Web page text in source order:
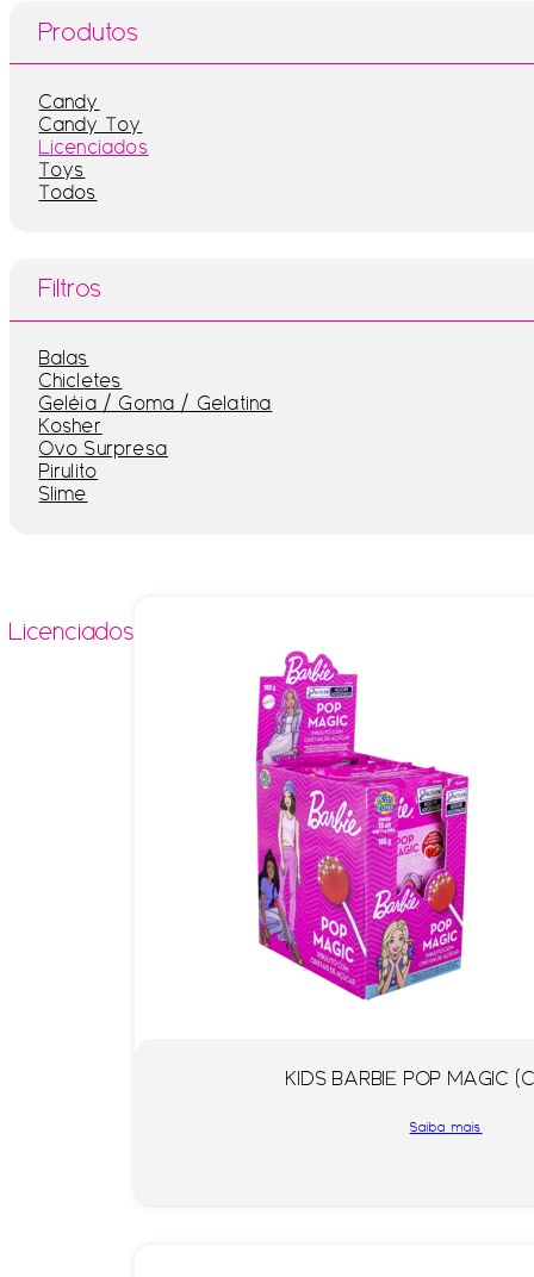
Produtos
Candy
Candy Toy
Licenciados
Toys
Todos
Filtros
Balas
Chicletes
Geléia / Goma / Gelatina
Kosher
Ovo Surpresa
Pirulito
Slime
Licenciados
KIDS BARBIE POP MAGIC
Saiba mais